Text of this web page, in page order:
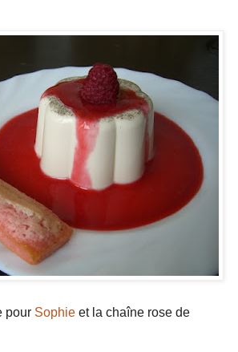
pour Sophie et la chaîne rose de